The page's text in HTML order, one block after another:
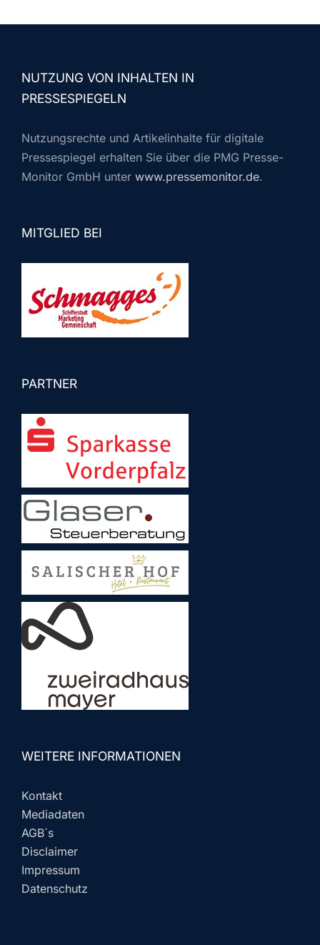
NUTZUNG VON INHALTEN IN
PRESSESPIEGELN
Nutzungsrechte und Artikelinhalte für digitale
Pressespiegel erhalten Sie über die PMG Presse-
Monitor GmbH unter www.pressemonitor.de.
MITGLIED BEI
PARTNER
WEITERE INFORMATIONEN
Kontakt
Mediadaten
AGB´s
Disclaimer
Impressum
Datenschutz